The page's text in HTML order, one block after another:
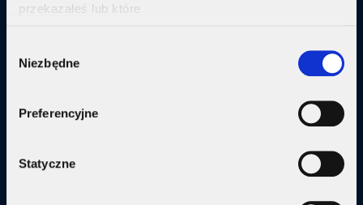
przekazałeś lub które
Selection
Niezbędne
Preferencyjne
Statyczne
Internet + telewizja
Internet + plan komórkowy